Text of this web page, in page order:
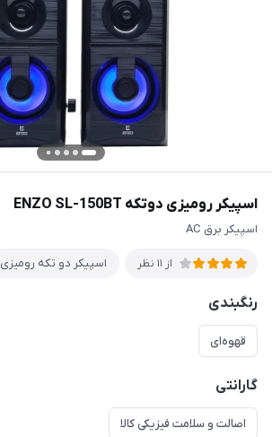
اسپیکر رومیزی دوتکه ENZO SL-150BT
اسپیکر برق AC
از 11 نظر اسپیکر دو تکه رومیزی
رنگبندی
قهوه‌ای
گارانتی
اصالت و سلامت فیزیکی کالا